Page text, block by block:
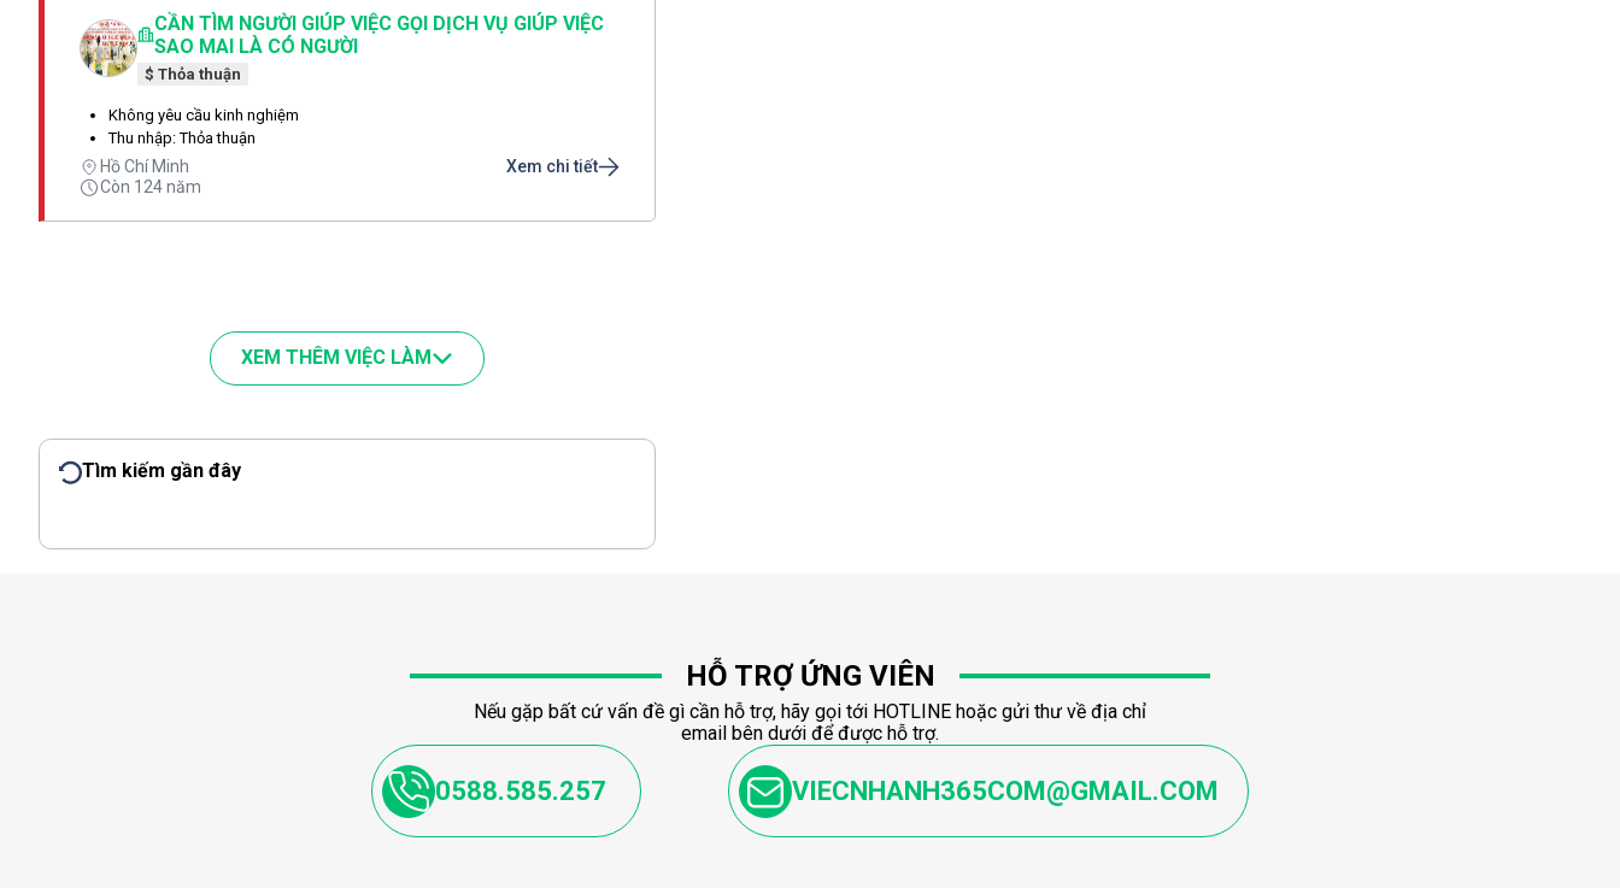
CẦN TÌM NGƯỜI GIÚP VIỆC GỌI DỊCH VỤ GIÚP VIỆC
SAO MAI LÀ CÓ NGƯỜI
$ Thỏa thuận
Không yêu cầu kinh nghiệm
Thu nhập: Thỏa thuận
Hồ Chí Minh
Còn 124 năm
Xem chi tiết
XEM THÊM VIỆC LÀM
Tìm kiếm gần đây
HỖ TRỢ ỨNG VIÊN
Nếu gặp bất cứ vấn đề gì cần hỗ trợ, hãy gọi tới HOTLINE hoặc gửi thư về địa chỉ
email bên dưới để được hỗ trợ.
0588.585.257 VIECNHANH365COM@GMAIL.COM